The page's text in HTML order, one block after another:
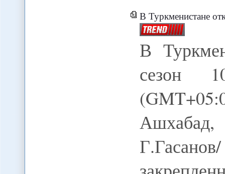
В Туркменистане
В
сезон